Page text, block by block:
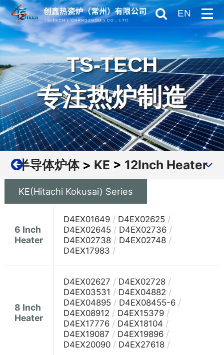
EN
TS-TECH
专注热炉制造
半导体炉体> KE > 12Inch Heater
KE(Hitachi Kokusai) Series
6 Inch
Heater
D4EX01649 / D4EX02625 /
D4EX02645 / D4EX02736 /
D4EX02738 / D4EX02748 /
D4EX17983 /
8 Inch
Heater
D4EX02627 / D4EX02728 /
D4EX03531 / D4EX04882 /
D4EX04895 / D4EX08455-6 /
D4EX08912 / D4EX15379 /
D4EX17776 / D4EX18104 /
D4EX19087 / D4EX19896 /
D4EX20090 / D4EX27618 /